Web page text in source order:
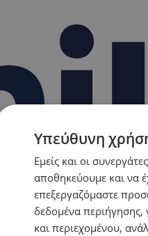
Υπεύθυνη
Εμείς και οι
αποθηκεύουμε και να
επεξεργαζόμαστε
δεδομένα περιήγησης,
και περιεχομένου,